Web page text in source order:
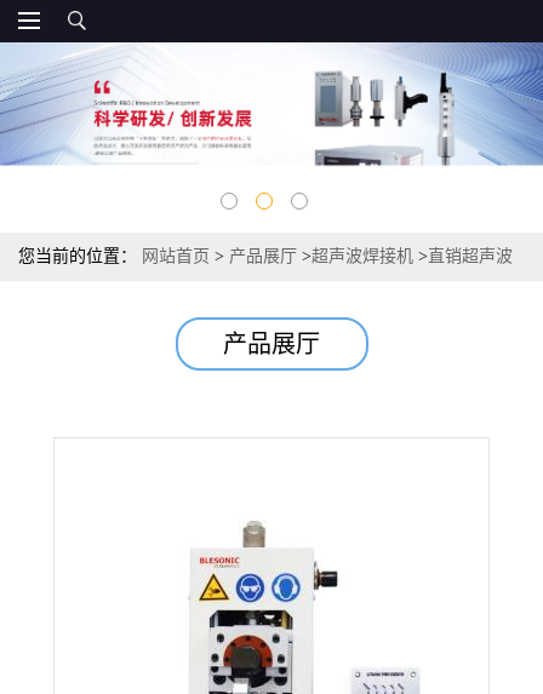
您当前的位置： 网站首页 > 产品展厅 >超声波焊接机 > 直销超声波
产品展厅